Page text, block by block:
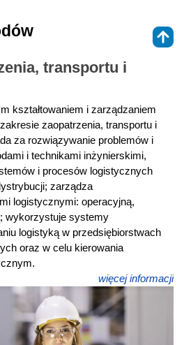
transportu i
kształtowaniem i zarządzaniem
zaopatrzenia, transportu i
za rozwiązywanie problemów i
i technikami inżynierskimi,
i procesów logistycznych
zarządza
logistycznymi: operacyjną,
wykorzystuje systemy
logistyką w przedsiębiorstwach
oraz w celu kierowania
więcej informacji